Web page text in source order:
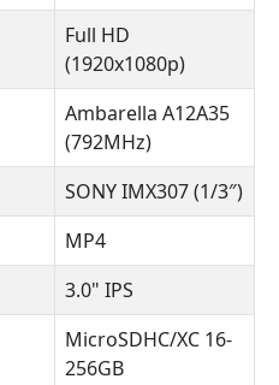
Full HD
(1920x1080p)
Ambarella A12A35
(792MHz)
SONY IMX307 (1/3″)
MP4
3.0" IPS
MicroSDHC/XC 16-
256GB